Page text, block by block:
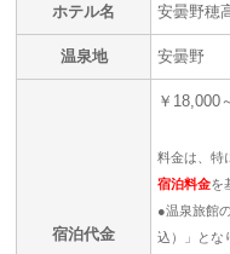
ホテル名 安曇野穂
温泉地 安曇野
宿泊代金
￥18,000
料金は、特
宿泊料金を
●温泉旅館
込）」とな